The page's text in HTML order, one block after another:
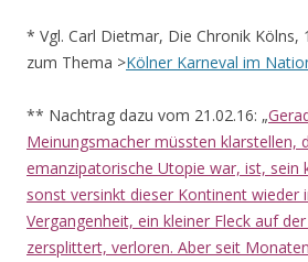
* Vgl. Carl Dietmar, Die Chronik Kölns,
zum Thema >Kölner Karneval im
** Nachtrag dazu vom 21.02.16: „
Meinungsmacher müssten klarstellen,
emanzipatorische Utopie war, ist, sein
sonst versinkt dieser Kontinent wieder
Vergangenheit, ein kleiner Fleck auf
zersplittert, verloren. Aber seit